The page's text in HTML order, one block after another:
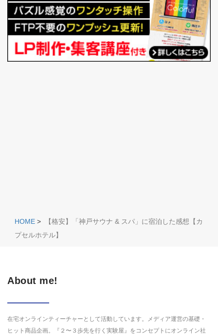
HOME >
【格安】「神戸サウナ & スパ」に宿泊した感想【カ
プセルホテル】
About me!
在宅オンラインティーチャーとして活動しています。メディア運営の基礎・
ヒット商品企画。『２〜３歩先を行く実験屋』をコンセプトにオンライン社